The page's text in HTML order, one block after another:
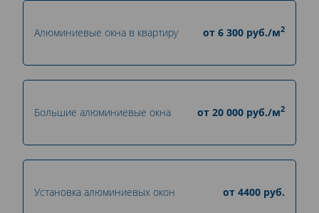
Алюминиевые окна в квартиру от 6 300 руб./м2
Большие алюминиевые окна от 20 000 руб./м2
Установка алюминиевых окон от 4400 руб.